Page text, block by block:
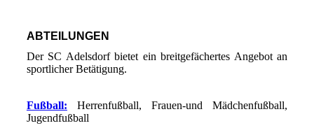
ABTEILUNGEN
Der SC Adelsdorf bietet ein breitgefächertes Angebot an
sportlicher Betätigung.
Fußball:
Herrenfußball, Frauen-und Mädchenfußball,
Jugendfußball